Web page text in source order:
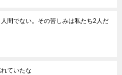
間でない。その苦しみは私たち2人だ
ていたな